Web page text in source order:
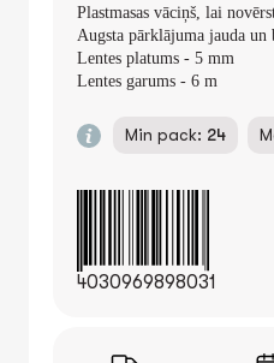
Plastmasas vāciņš, lai
Augsta pārklājuma jauda un
Lentes platums - 5 mm
Lentes garums - 6 m
Min pack: 24
4030969898031